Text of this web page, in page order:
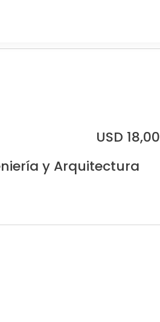
USD 18,00
y Arquitectura